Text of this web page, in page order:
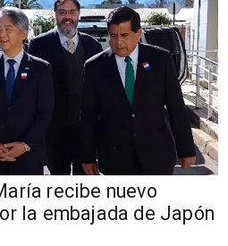
recibe nuevo
la embajada de Japón